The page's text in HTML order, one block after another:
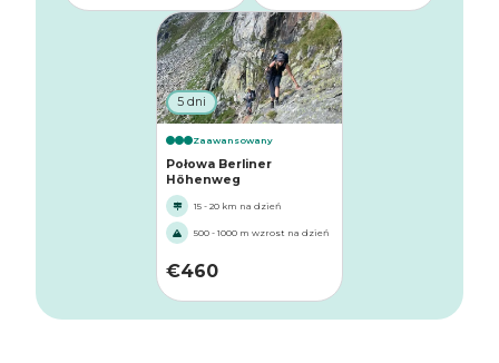
5 dni
Zaawansowany
Połowa Berliner
Höhenweg
15 - 20 km na dzień
500 - 1000 m wzrost na dzień
€460